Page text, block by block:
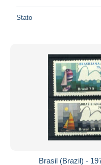
Stato
Brasil (Brazil) -